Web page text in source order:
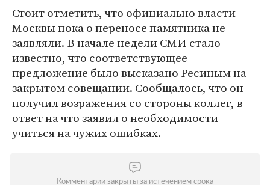
Стоит отметить, что официально власти
Москвы пока о переносе памятника не
заявляли. В начале недели СМИ стало
известно, что соответствующее
предложение было высказано Ресиным на
закрытом совещании. Сообщалось, что он
получил возражения со стороны коллег, в
ответ на что заявил о необходимости
учиться на чужих ошибках.
Комментарии закрыты за истечением срока